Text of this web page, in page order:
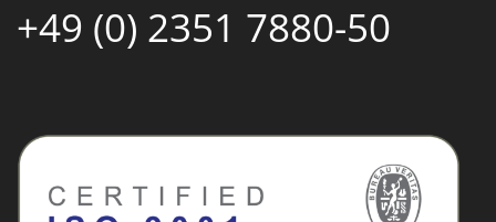
+49 (0) 2351 7880-50